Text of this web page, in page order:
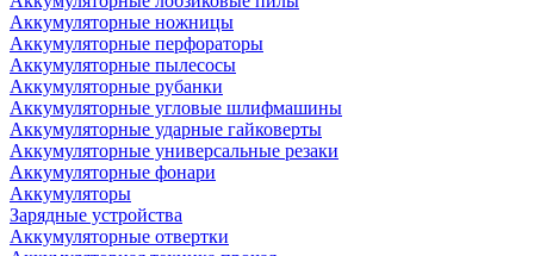
Аккумуляторные ножницы
Аккумуляторные перфораторы
Аккумуляторные пылесосы
Аккумуляторные рубанки
Аккумуляторные угловые шлифмашины
Аккумуляторные ударные гайковерты
Аккумуляторные универсальные резаки
Аккумуляторные фонари
Аккумуляторы
Зарядные устройства
Аккумуляторные отвертки